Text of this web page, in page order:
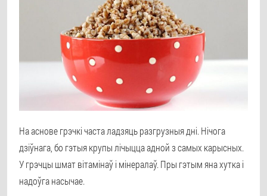
На аснове грэчкі часта ладзяць разгрузныя дні. Нічога
дзіўнага, бо гэтыя крупы лічыцца адной з самых карысных.
У грэчцы шмат вітамінаў і мінералаў. Пры гэтым яна хутка і
надоўга насычае.